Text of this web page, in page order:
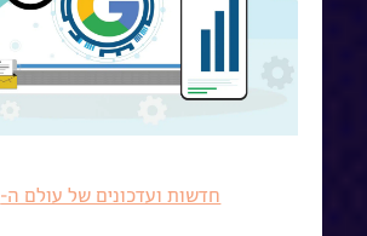
חדשות ועדכונים של עולם ה-SEO והדיגיטל